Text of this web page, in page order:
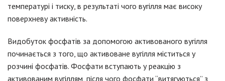
температурі і тиску, в результаті чого вугілля має високу
поверхневу активність.
Видобуток фосфатів за допомогою активованого вугілля
починається з того, що активоване вугілля міститься у
розчині фосфатів. Фосфати вступають у реакцію з
активованим вугіллям, після чого фосфати “витягуються” з